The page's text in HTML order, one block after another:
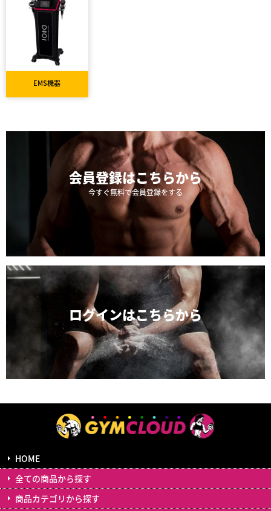
EMS機器
会員登録はこちらから
今すぐ無料で会員登録をする
ログインはこちらから
HOME
全ての商品から探す
商品カテゴリから探す